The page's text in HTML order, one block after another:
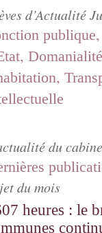
d’Actualité
publique
,
,
du
du mois
heures : le